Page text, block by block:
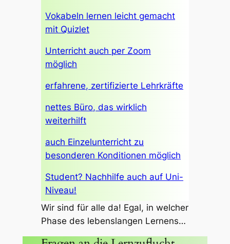
Vokabeln lernen leicht gemacht
mit Quizlet
Unterricht auch per Zoom
möglich
erfahrene, zertifizierte Lehrkräfte
nettes Büro, das wirklich
weiterhilft
auch Einzelunterricht zu
besonderen Konditionen möglich
Student? Nachhilfe auch auf Uni-
Niveau!
Wir sind für alle da! Egal, in welcher
Phase des lebenslangen Lernens…